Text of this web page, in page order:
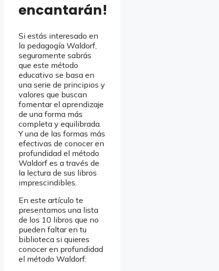
encantarán!
Si estás interesado en
la pedagogía Waldorf,
seguramente sabrás
que este método
educativo se basa en
una serie de principios y
valores que buscan
fomentar el aprendizaje
de una forma más
completa y equilibrada.
Y una de las formas más
efectivas de conocer en
profundidad el método
Waldorf es a través de
la lectura de sus libros
imprescindibles.
En este artículo te
presentamos una lista
de los 10 libros que no
pueden faltar en tu
biblioteca si quieres
conocer en profundidad
el método Waldorf: